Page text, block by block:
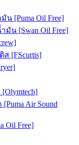
[Puma Oil Free]
น [Swan Oil Free]
[FScurtis]
Air Sound
Oil Free]